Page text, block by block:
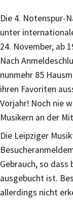
Die 4. Notenspur-
unter
24. November, ab
Nach
nunmehr 85
ihren Favoriten
Vorjahr! Noch nie
Musikern an der
Die Leipziger
Gebrauch, so
ausgebucht ist.
allerdings nicht